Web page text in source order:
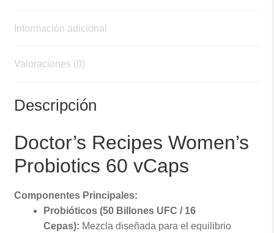
Información adicional
Valoraciones (0)
Descripción
Doctor’s Recipes Women’s
Probiotics 60 vCaps
Componentes Principales:
Probióticos (50 Billones UFC / 16
Cepas): Mezcla diseñada para el equilibrio